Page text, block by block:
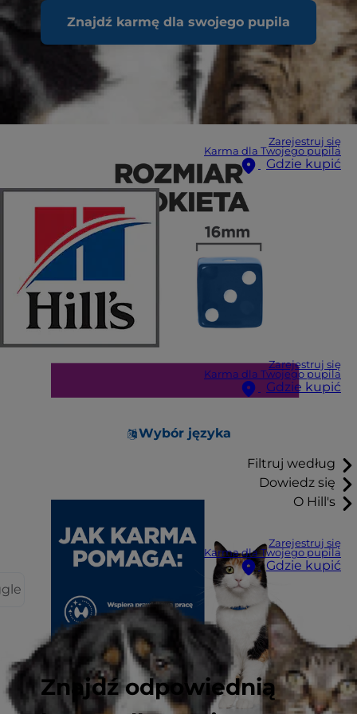
Znajdź karmę dla swojego pupila
Zarejestruj się
Karma dla Twojego pupila
Gdzie kupić
Zarejestruj się
Karma dla Twojego pupila
Gdzie kupić
Wybór języka
Filtruj według
Dowiedz się
O Hill's
Zarejestruj się
Karma dla Twojego pupila
Gdzie kupić
Znajdź odpowiednią